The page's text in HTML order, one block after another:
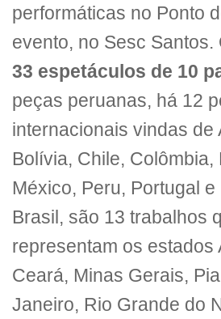
performáticas no Ponto
evento, no Sesc Santos.
33 espetáculos de 10
peças peruanas, há 12
internacionais vindas de
Bolívia, Chile, Colômbia,
México, Peru, Portugal
Brasil, são 13 trabalhos
representam os estados
Ceará, Minas Gerais,
Janeiro, Rio Grande do